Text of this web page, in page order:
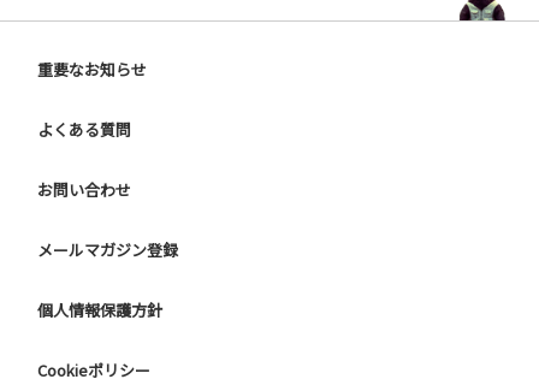
重要なお知らせ
よくある質問
お問い合わせ
メールマガジン登録
個人情報保護方針
Cookieポリシー